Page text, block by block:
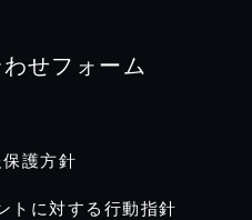
せフォーム
護方針
トに対する行動指針